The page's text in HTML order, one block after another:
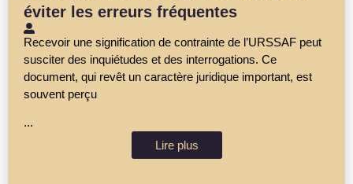
éviter les erreurs fréquentes
Recevoir une signification de contrainte de l’URSSAF peut
susciter des inquiétudes et des interrogations. Ce
document, qui revêt un caractère juridique important, est
souvent perçu
...
Lire plus